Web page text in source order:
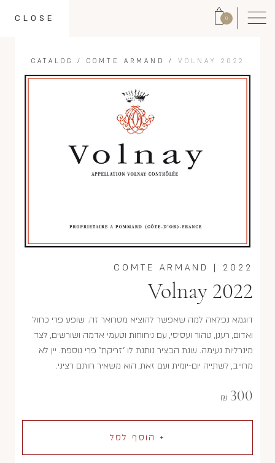
0
CLOSE
CATALOG / COMTE ARMAND / VOLNAY 2022
2022
COMTE ARMAND
Volnay 2022
דוגמא נפלאה למה שאפשר להוציא מטרואר זה. שופע פרי כחול
ואדום, רענן, טהור ועסיסי, עם ניחוחות וטעמי אדמה ושורשים, לצד
מינרליות נעימה. שנת הבציר נותנת לו "זריקת" פרי נוספת. יין לא
מחייב, לשתייה יום-יומית ועם זאת, הוא משאיר חותם רציני.
300
₪
+ הוסף לסל